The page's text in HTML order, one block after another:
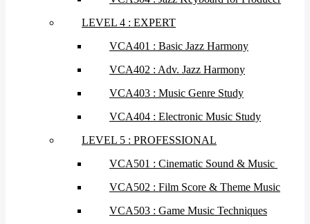
LEVEL 4 : EXPERT
VCA401 : Basic Jazz Harmony
VCA402 : Adv. Jazz Harmony
VCA403 : Music Genre Study
VCA404 : Electronic Music Study
LEVEL 5 : PROFESSIONAL
VCA501 : Cinematic Sound & Music
VCA502 : Film Score & Theme Music
VCA503 : Game Music Techniques